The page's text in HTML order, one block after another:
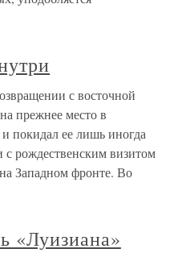
с восточной
прежнее место в
покидал ее лишь иногда
с рождественским визитом
Западном фронте. Во
«Луизиана»